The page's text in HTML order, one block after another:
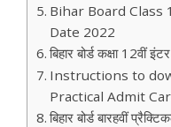
Bihar Board Class
Date 2022
बिहार बोर्ड कक्षा 12वीं
Instructions to
Practical Admit
बिहार बोर्ड बारहवीं